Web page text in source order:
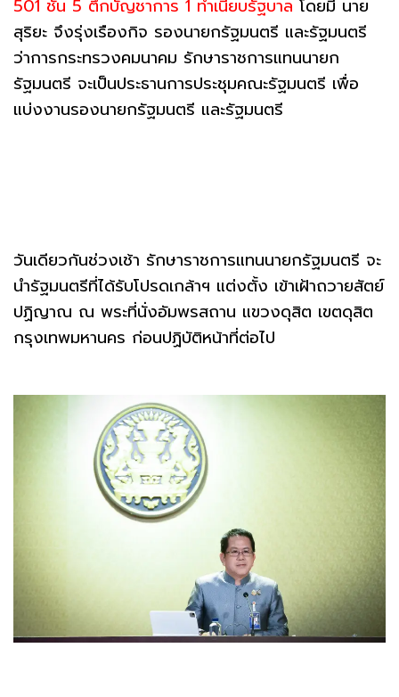
501 ชั้น 5 ตึกบัญชาการ 1 ทำเนียบรัฐบาล โดยมี นาย
สุริยะ จึงรุ่งเรืองกิจ รองนายกรัฐมนตรี และรัฐมนตรี
ว่าการกระทรวงคมนาคม รักษาราชการแทนนายก
รัฐมนตรี จะเป็นประธานการประชุมคณะรัฐมนตรี เพื่อ
แบ่งงานรองนายกรัฐมนตรี และรัฐมนตรี
วันเดียวกันช่วงเช้า รักษาราชการแทนนายกรัฐมนตรี จะ
นำรัฐมนตรีที่ได้รับโปรดเกล้าฯ แต่งตั้ง เข้าเฝ้าถวายสัตย์
ปฏิญาณ ณ พระที่นั่งอัมพรสถาน แขวงดุสิต เขตดุสิต
กรุงเทพมหานคร ก่อนปฏิบัติหน้าที่ต่อไป